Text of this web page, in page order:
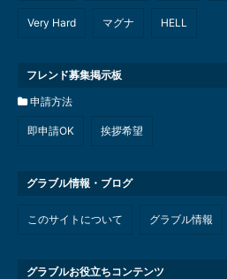
Very Hard マグナ HELL
フレンド募集掲示板
申請方法
即申請OK 挨拶希望
グラブル情報・ブログ
このサイトについて グラブル情報
グラブルお役立ちコンテンツ